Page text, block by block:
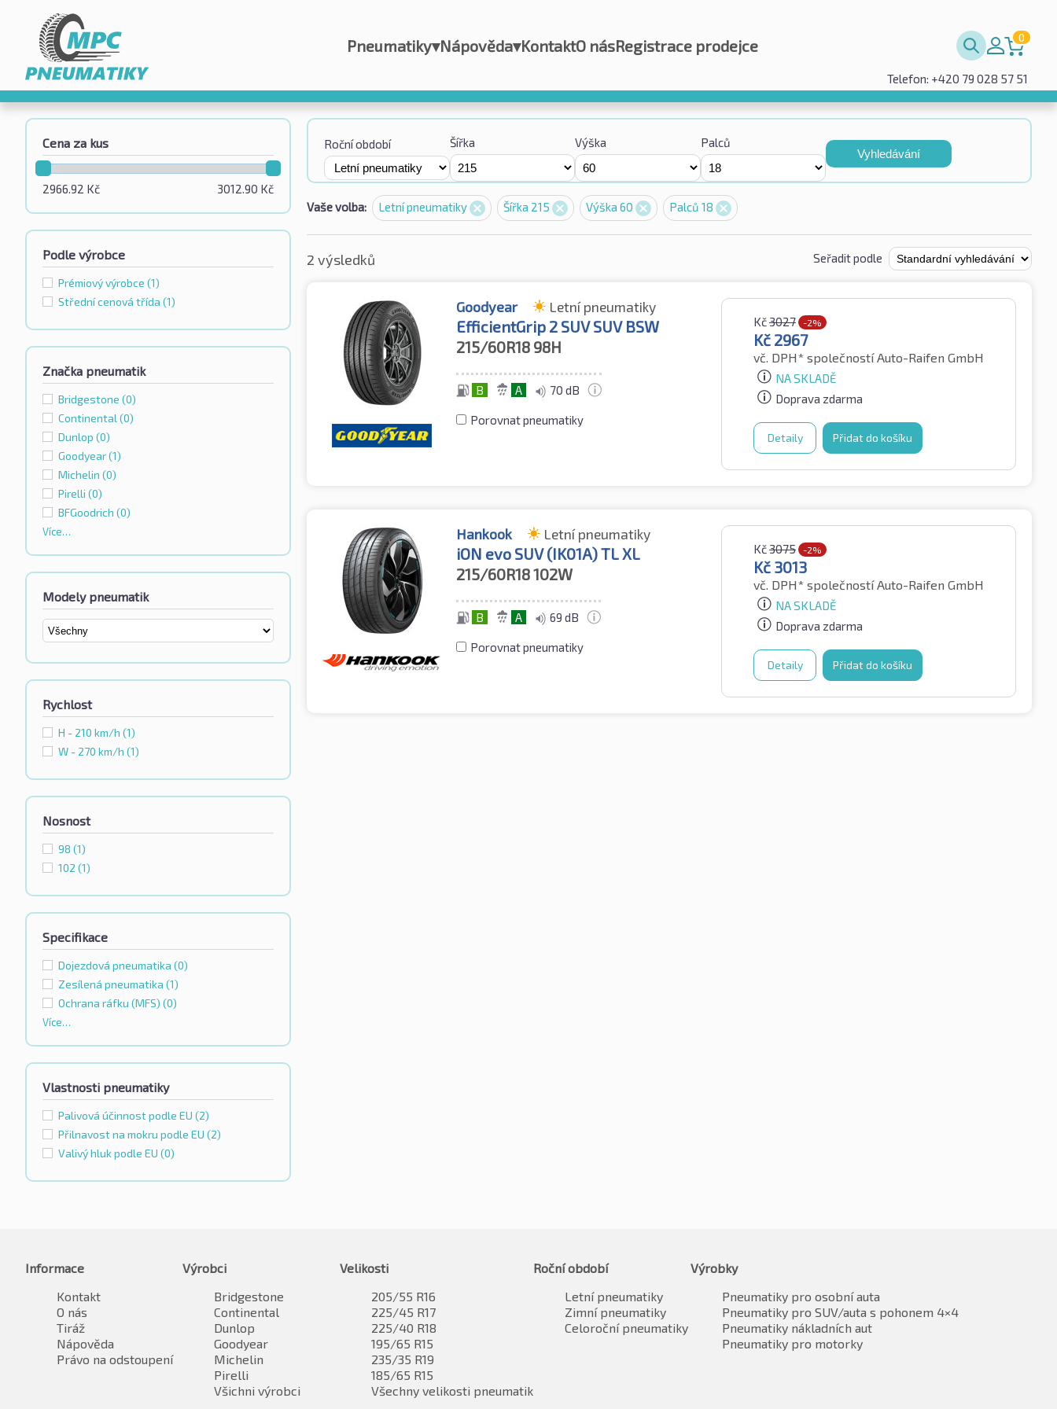
Pneumatiky▾Nápověda▾KontaktO násRegistrace prodejce 0
Telefon: +420 79 028 57 51
Cena za kus
3012.90 Kč
2966.92 Kč
Podle výrobce
Prémiový výrobce (1)
Střední cenová třída (1)
Značka pneumatik
Bridgestone (0)
Continental (0)
Dunlop (0)
Goodyear(1)
Michelin (0)
Pirelli (0)
BFGoodrich (0)
Více…
Modely pneumatik
Rychlost
H - 210 km/h (1)
W - 270 km/h (1)
Nosnost
98 (1)
102 (1)
Specifikace
Dojezdová pneumatika (0)
Zesílená pneumatika (1)
Ochrana ráfku (MFS) (0)
Více…
Vlastnosti pneumatiky
Palivová účinnost podle EU (2)
Přilnavost na mokru podle EU (2)
Valivý hluk podle EU (0)
Roční období Šířka Výška Palců
Vyhledávání
Vaše volba: Letní pneumatiky Šířka 215 Výška 60 Palců 18
2 výsledků Seřadit podle
Goodyear Letní pneumatiky
EfficientGrip 2 SUV SUV BSW
215/60R18 98H
B A 70 dB
Porovnat pneumatiky
Kč3027 -2%
Kč 2967
vč. DPH* společností Auto-Raifen GmbH
NA SKLADĚ
Doprava zdarma
Detaily Přidat do košíku
Hankook Letní pneumatiky
iON evo SUV (IK01A) TL XL
215/60R18102W
B A 69 dB
Porovnat pneumatiky
Kč3075 -2%
Kč 3013
vč. DPH* společností Auto-Raifen GmbH
NA SKLADĚ
Doprava zdarma
Detaily Přidat do košíku
Informace
Kontakt
O nás
Tiráž
Nápověda
Právo na odstoupení
Výrobci
Bridgestone
Continental
Dunlop
Goodyear
Michelin
Pirelli
Všichni výrobci
Velikosti
205/55 R16
225/45 R17
225/40 R18
195/65 R15
235/35 R19
185/65 R15
Všechny velikosti pneumatik
Roční období
Letní pneumatiky
Zimní pneumatiky
Celoroční pneumatiky
Výrobky
Pneumatiky pro osobní auta
Pneumatiky pro SUV/auta s pohonem 4×4
Pneumatiky nákladních aut
Pneumatiky pro motorky